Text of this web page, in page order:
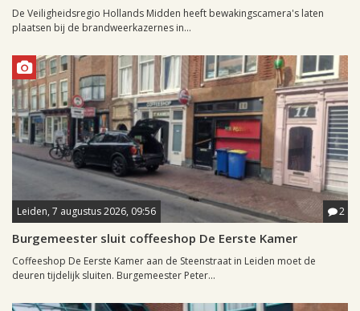
De Veiligheidsregio Hollands Midden heeft bewakingscamera's laten
plaatsen bij de brandweerkazernes in...
Leiden, 7 augustus 2026, 09:56 2
Burgemeester sluit coffeeshop De Eerste Kamer
Coffeeshop De Eerste Kamer aan de Steenstraat in Leiden moet de
deuren tijdelijk sluiten. Burgemeester Peter...